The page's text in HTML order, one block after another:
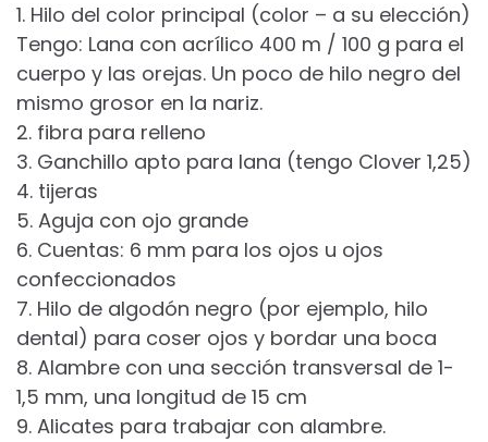
1. Hilo del color principal (color – a su elección)
Tengo: Lana con acrílico 400 m / 100 g para el
cuerpo y las orejas. Un poco de hilo negro del
mismo grosor en la nariz.
2. fibra para relleno
3. Ganchillo apto para lana (tengo Clover 1,25)
4. tijeras
5. Aguja con ojo grande
6. Cuentas: 6 mm para los ojos u ojos
confeccionados
7. Hilo de algodón negro (por ejemplo, hilo
dental) para coser ojos y bordar una boca
8. Alambre con una sección transversal de 1-
1,5 mm, una longitud de 15 cm
9. Alicates para trabajar con alambre.